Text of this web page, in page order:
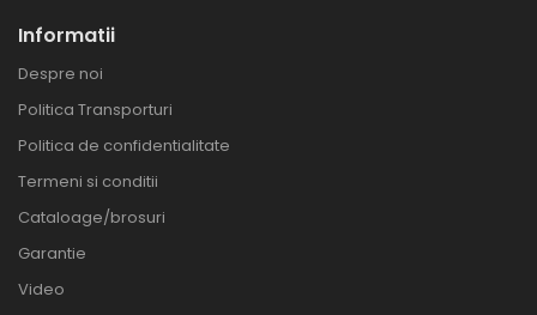
Informatii
Despre noi
Politica Transporturi
Politica de confidentialitate
Termeni si conditii
Cataloage/brosuri
Garantie
Video